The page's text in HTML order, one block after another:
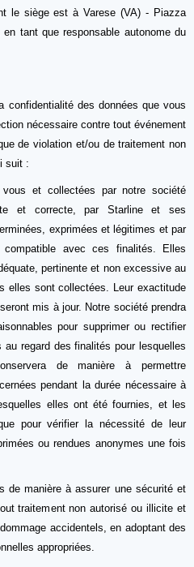
le siège est à Varese (VA) - Piazza
tant que responsable autonome du
confidentialité des données que vous
nécessaire contre tout événement
de violation et/ou de traitement non
suit :
et collectées par notre société
et correcte, par Starline et ses
exprimées et légitimes et par
compatible avec ces finalités. Elles
pertinente et non excessive au
elles sont collectées. Leur exactitude
mis à jour. Notre société prendra
pour supprimer ou rectifier
regard des finalités pour lesquelles
de manière à permettre
pendant la durée nécessaire à
elles ont été fournies, et les
pour vérifier la nécessité de leur
ou rendues anonymes une fois
de manière à assurer une sécurité et
traitement non autorisé ou illicite et
accidentels, en adoptant des
appropriées.